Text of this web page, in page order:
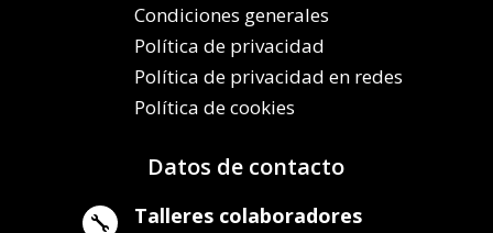
Condiciones generales
Política de privacidad
Política de privacidad en redes
Política de cookies
Datos de contacto
 Talleres colaboradores